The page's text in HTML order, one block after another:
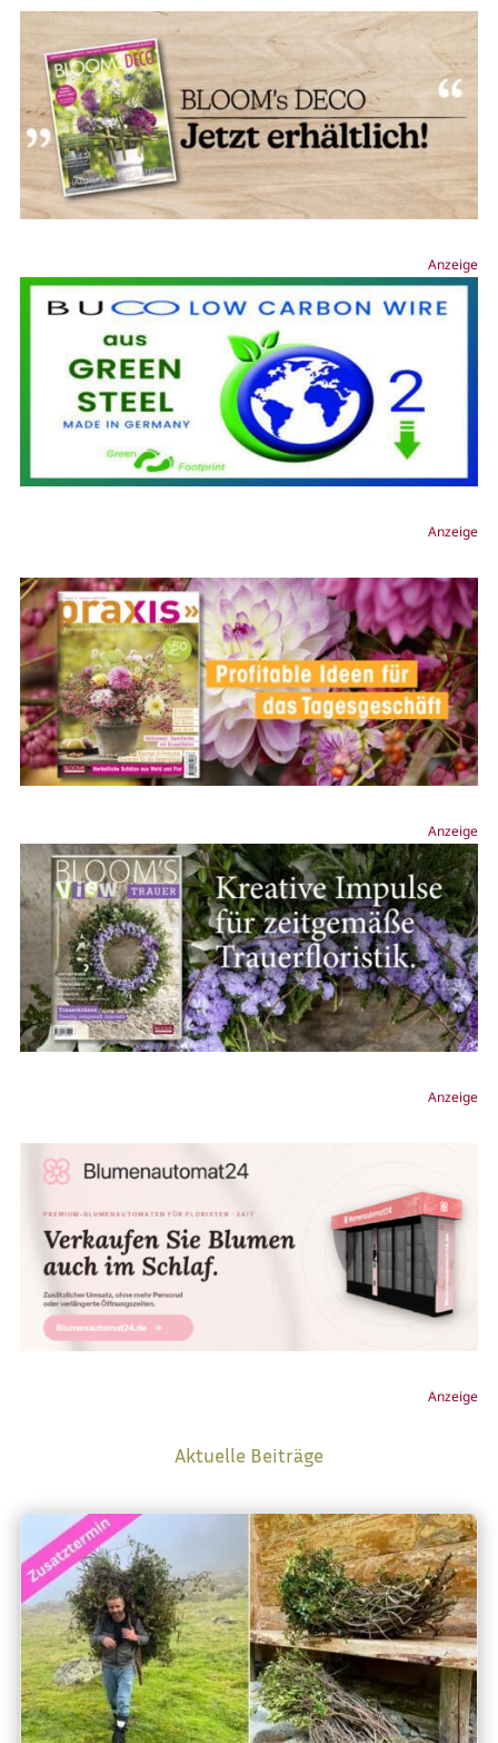
Anzeige
Anzeige
Anzeige
Anzeige
Anzeige
Aktuelle Beiträge